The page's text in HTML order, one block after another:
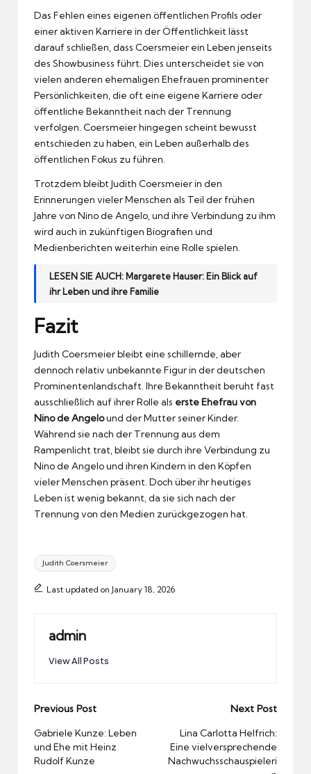
Das Fehlen eines eigenen öffentlichen Profils oder
einer aktiven Karriere in der Öffentlichkeit lässt
darauf schließen, dass Coersmeier ein Leben jenseits
des Showbusiness führt. Dies unterscheidet sie von
vielen anderen ehemaligen Ehefrauen prominenter
Persönlichkeiten, die oft eine eigene Karriere oder
öffentliche Bekanntheit nach der Trennung
verfolgen. Coersmeier hingegen scheint bewusst
entschieden zu haben, ein Leben außerhalb des
öffentlichen Fokus zu führen.
Trotzdem bleibt Judith Coersmeier in den
Erinnerungen vieler Menschen als Teil der frühen
Jahre von Nino de Angelo, und ihre Verbindung zu ihm
wird auch in zukünftigen Biografien und
Medienberichten weiterhin eine Rolle spielen.
LESEN SIE AUCH: Margarete Hauser: Ein Blick auf
ihr Leben und ihre Familie
Fazit
Judith Coersmeier bleibt eine schillernde, aber
dennoch relativ unbekannte Figur in der deutschen
Prominentenlandschaft. Ihre Bekanntheit beruht fast
ausschließlich auf ihrer Rolle als erste Ehefrau von
Nino de Angelound der Mutter seiner Kinder.
Während sie nach der Trennung aus dem
Rampenlicht trat, bleibt sie durch ihre Verbindung zu
Nino de Angelo und ihren Kindern in den Köpfen
vieler Menschen präsent. Doch über ihr heutiges
Leben ist wenig bekannt, da sie sich nach der
Trennung von den Medien zurückgezogen hat.
Tags:
Judith Coersmeier
Last updated on January 18, 2026
admin
View All Posts
Post
navigation
Previous Post
Gabriele Kunze: Leben
und Ehe mit Heinz
Rudolf Kunze
Next Post
Lina Carlotta Helfrich:
Eine vielversprechende
Nachwuchsschauspieleri